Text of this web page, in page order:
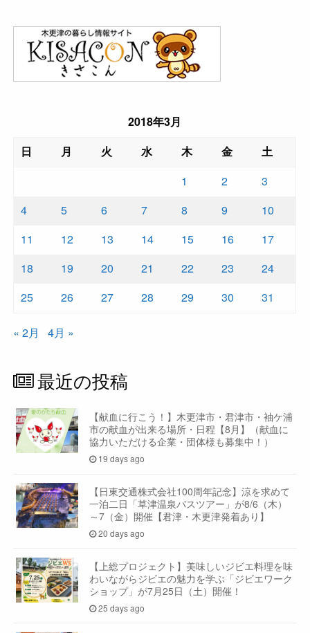
2018年3月
日
月 火 水 木 金
土
1
2
3
4
5 6 7 8 9
10
11
12 13 14 15 16
17
18
19 20 21 22 23
24
25
26 27 28 29 30 31
« 2月 4月 »
最近の投稿
【献血に行こう！】木更津市・君津市・袖ケ浦
市の献血が出来る場所・日程【8月】（献血に
協力いただける企業・団体様も募集中！）
19 days ago
【日東交通株式会社100周年記念】涼を求めて
一泊二日「草津温泉バスツアー」が8/6（木）
～7（金）開催【君津・木更津発着あり】
20 days ago
【上総プロジェクト】美味しいジビエ料理を味
わいながらジビエの魅力を学ぶ「ジビエワーク
ショップ」が7月25日（土）開催！
25 days ago